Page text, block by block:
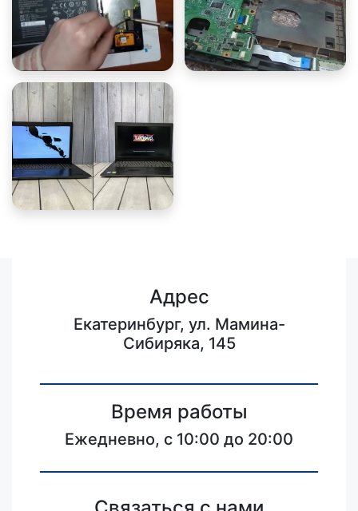
Адрес
Екатеринбург, ул. Мамина-
Сибиряка, 145
Время работы
Ежедневно, с 10:00 до 20:00